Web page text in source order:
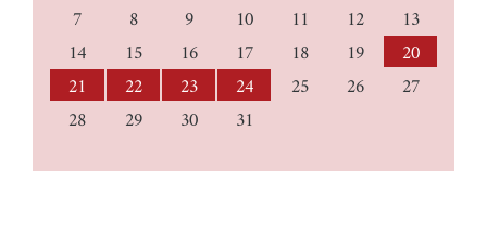
7 8 9 10 11 12 13
14 15 16 17 18 19 20
21 22 23 24 25 26 27
28 29 30 31